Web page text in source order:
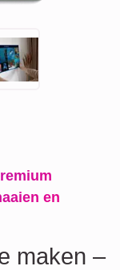
en
maken –